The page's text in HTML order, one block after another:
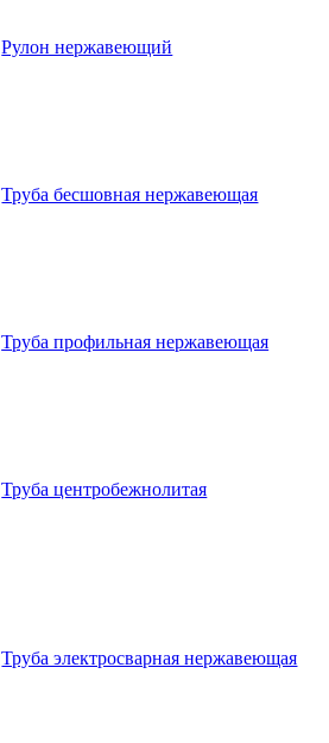
Рулон нержавеющий
Труба бесшовная нержавеющая
Труба профильная нержавеющая
Труба центробежнолитая
Труба электросварная нержавеющая